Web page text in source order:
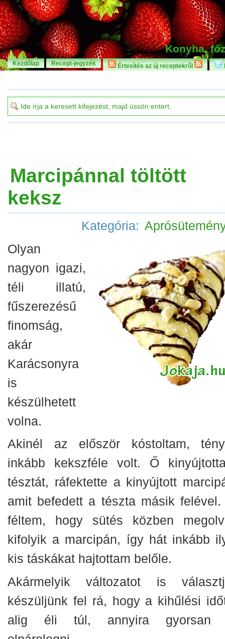
Konyha,
Kezdőlap Recept-jegyzék Értesítés az új receptekről
Marcipánnal töltött
keksz
Kategória:
Olyan
nagyon igazi,
téli illatú,
fűszerezésű
finomság,
akár
Karácsonyra
is
készülhetett
volna.
Akinél az először kóstoltam,
inkább kekszféle volt. Ő
tésztát, ráfektette a kinyújtott
amit befedett a tészta másik felével.
féltem, hogy sütés közben
kifolyik a marcipán, így hát inkább
kis táskákat hajtottam belőle.
Akármelyik változatot is
készüljünk fel rá, hogy a kihűlési
alig éli túl, annyira gyorsan